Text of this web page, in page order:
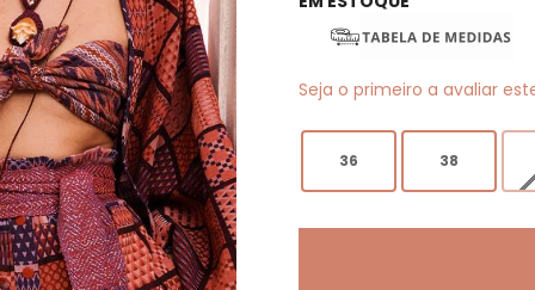
Seja o primeiro a avaliar
36 38